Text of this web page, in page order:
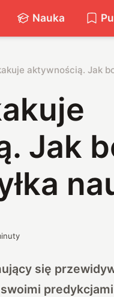
Nauka
aktywnością. Jak
Jak
się